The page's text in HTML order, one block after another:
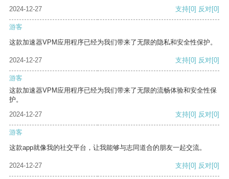
2024-12-27 支持[0] 反对[0]
游客
这款加速器VPM应用程序已经为我们带来了无限的隐私和安全性保护。
2024-12-27 支持[0] 反对[0]
游客
这款加速器VPM应用程序已经为我们带来了无限的流畅体验和安全性保
护。
2024-12-27
支持[0] 反对[0]
游客
这款app就像我的社交平台，让我能够与志同道合的朋友一起交流。
2024-12-27 支持[0] 反对[0]